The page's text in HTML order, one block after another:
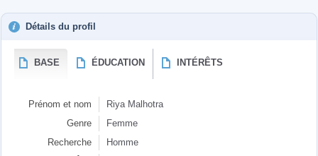
Détails du profil
BASE ÉDUCATION INTÉRÊTS
Prénom et nom
Riya Malhotra
Genre
Femme
Recherche
Homme